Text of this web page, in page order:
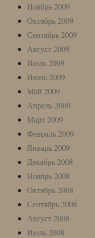
Ноябрь 2009
Октябрь 2009
Сентябрь 2009
Август 2009
Июль 2009
Июнь 2009
Май 2009
Апрель 2009
Март 2009
Февраль 2009
Январь 2009
Декабрь 2008
Ноябрь 2008
Октябрь 2008
Сентябрь 2008
Август 2008
Июль 2008